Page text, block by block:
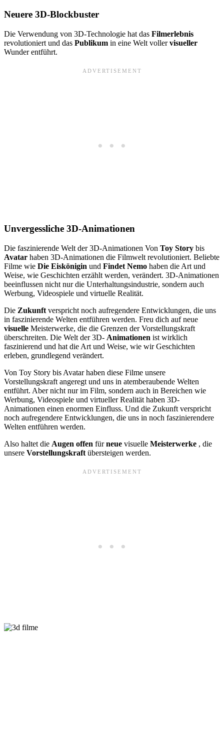
Neuere 3D-Blockbuster
Die Verwendung von 3D-Technologie hat das Filmerlebnis
revolutioniert und das Publikum in eine Welt vollervisueller
Wunder entführt.
Unvergessliche 3D-Animationen
Die faszinierende Welt der 3D-Animationen Von Toy Story bis
Avatar haben 3D-Animationen die Filmwelt revolutioniert. Beliebte
Filme wie Die Eiskönigin und Findet Nemo haben die Art und
Weise, wie Geschichten erzählt werden, verändert. 3D-Animationen
beeinflussen nicht nur die Unterhaltungsindustrie, sondern auch
Werbung, Videospiele und virtuelle Realität.
Die Zukunft verspricht noch aufregendere Entwicklungen, die uns
in faszinierende Welten entführen werden. Freu dich auf neue
visuelle Meisterwerke, die die Grenzen der Vorstellungskraft
überschreiten. Die Welt der 3D- Animationen ist wirklich
faszinierend und hat die Art und Weise, wie wir Geschichten
erleben, grundlegend verändert.
Von Toy Story bis Avatar haben diese Filme unsere
Vorstellungskraft angeregt und uns in atemberaubende Welten
entführt. Aber nicht nur im Film, sondern auch in Bereichen wie
Werbung, Videospiele und virtueller Realität haben 3D-
Animationen einen enormen Einfluss. Und die Zukunft verspricht
noch aufregendere Entwicklungen, die uns in noch faszinierendere
Welten entführen werden.
Also haltet die Augen offen fürneue visuelle Meisterwerke , die
unsere Vorstellungskraft übersteigen werden.